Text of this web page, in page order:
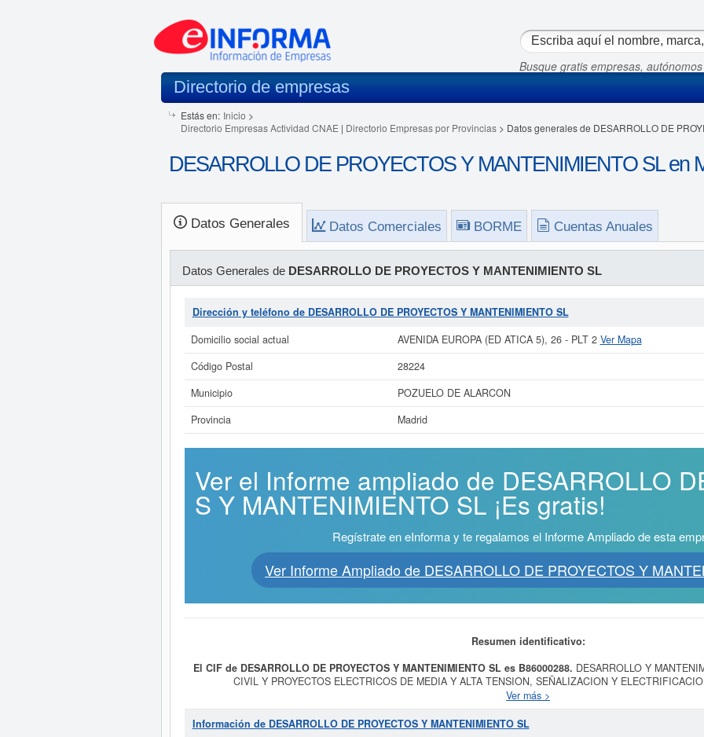
Busque gratis empresas,
Directorio de empresas
Estás en: Inicio >
Directorio Empresas Actividad CNAE | Directorio Empresas por Provincias> Datos generales de DESARROLLO DE
DESARROLLO DE PROYECTOS Y MANTENIMIENTO SL en
Datos Generales Datos Comerciales BORME Cuentas Anuales
Datos Generales de DESARROLLO DE PROYECTOS Y MANTENIMIENTO SL
Dirección y teléfono de DESARROLLO DE PROYECTOS Y MANTENIMIENTO SL
Domicilio social actual
AVENIDA EUROPA (ED ATICA 5), 26 - PLT 2 Ver Mapa
Código Postal
28224
Municipio
POZUELO DE ALARCON
Provincia
Madrid
Ver el Informe ampliado de DESARROLLO
S Y MANTENIMIENTO SL ¡Es gratis!
Regístrate en eInforma y te regalamos el Informe Ampliado de esta
Ver Informe Ampliado de DESARROLLO DE PROYECTOS Y
Resumen identificativo:
El CIF de DESARROLLO DE PROYECTOS Y MANTENIMIENTO SL es B86000288. DESARROLLO Y
CIVIL Y PROYECTOS ELECTRICOS DE MEDIA Y ALTA TENSION, SEÑALIZACION Y
DESARROLLO DE PROYECTOS Y
Su CNAE correspondiente es 4321 - Instalaciones eléctricas. Los digitos correspondientes al número SIC de
MANTENIMIENTO SLson 17310000. La consulta más reciente de la ficha de esta empresa ha sido el 03/02/
Ver más >
Información de DESARROLLO DE PROYECTOS Y MANTENIMIENTO SL